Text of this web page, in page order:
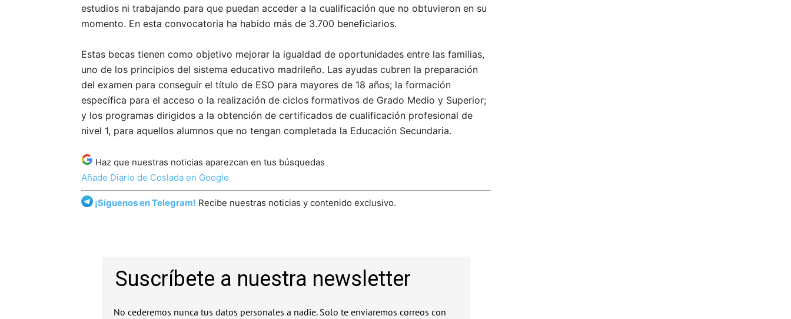
estudios ni trabajando para que puedan acceder a la cualificación que no obtuvieron en su
momento. En esta convocatoria ha habido más de 3.700 beneficiarios.
Estas becas tienen como objetivo mejorar la igualdad de oportunidades entre las familias,
uno de los principios del sistema educativo madrileño. Las ayudas cubren la preparación
del examen para conseguir el título de ESO para mayores de 18 años; la formación
específica para el acceso o la realización de ciclos formativos de Grado Medio y Superior;
y los programas dirigidos a la obtención de certificados de cualificación profesional de
nivel 1, para aquellos alumnos que no tengan completada la Educación Secundaria.
Haz que nuestras noticias aparezcan en tus búsquedas
Añade Diario de Coslada en Google
¡Síguenos en Telegram! Recibe nuestras noticias y contenido exclusivo.
Suscríbete a nuestra newsletter
No cederemos nunca tus datos personales a nadie. Solo te enviaremos correos con